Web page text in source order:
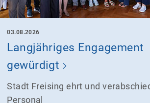
03.08.2026
Langjähriges Engagement
gewürdigt
Stadt Freising ehrt und
Personal